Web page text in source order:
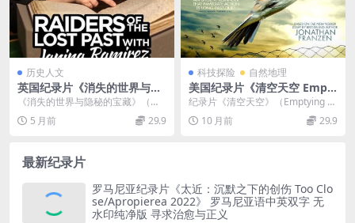
历史人文
英国纪录片《消失的世界与隐
秘的宝藏 Raiders of the Los
t Past with Janina Ramire
z》第1-2季全6集 英语中英双
《消失的世界与隐秘的宝藏》（第
1-2 季）：寻宝背后的历史改写与
人性博弈 作为...
5 月前 29.9
科技探险 自然地理
美国纪录片《清空天空 Empt
ying The Skies 2013》英语
中英双字 官方纯净版 1080P/
MKV/3.07G 候鸟偷猎
纪录片《清空天空》（Emptying T
he Skies 2013）：南欧候鸟偷...
10 月前 29.9
最新纪录片
罗马尼亚纪录片《太近：沉默之下的创伤 Too Clo
se/Apropierea 2022》 罗马尼亚语中英双字 无
水印纯净版 寻求治愈与正义